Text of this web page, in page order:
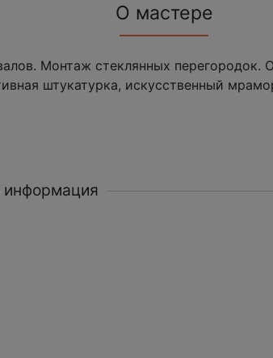
О мастере
Монтаж стеклянных перегородок.
штукатурка, искусственный
информация